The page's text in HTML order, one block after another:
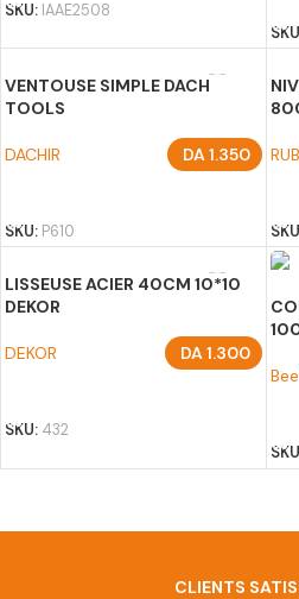
SKU: IAAE2508
VENTOUSE SIMPLE DACH
TOOLS
DACHIR DA1.350
SKU: P610
LISSEUSE ACIER 40CM 10*10
DEKOR
DEKOR DA1.300
SKU: 432
CLIENTS